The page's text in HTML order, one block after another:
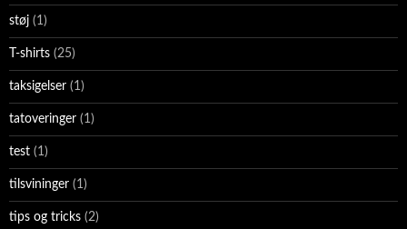
støj (1)
T-shirts (25)
taksigelser (1)
tatoveringer (1)
test (1)
tilsvininger (1)
tips og tricks (2)